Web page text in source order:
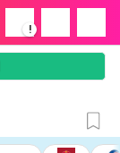
!